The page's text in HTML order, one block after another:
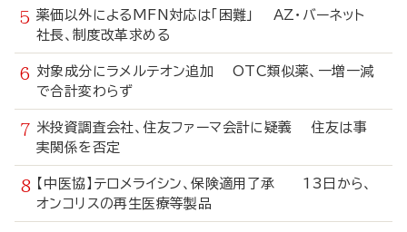
薬価以外によるMFN対応は「困難」 AZ・バーネット
社長、制度改革求める
対象成分にラメルテオン追加 OTC類似薬、一増一減
で合計変わらず
米投資調査会社、住友ファーマ会計に疑義 住友は事
実関係を否定
【中医協】テロメライシン、保険適用了承 13日から、
オンコリスの再生医療等製品